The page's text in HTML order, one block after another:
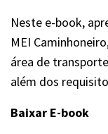
Neste e-book,
MEI
área de
além dos
Baixar E-book